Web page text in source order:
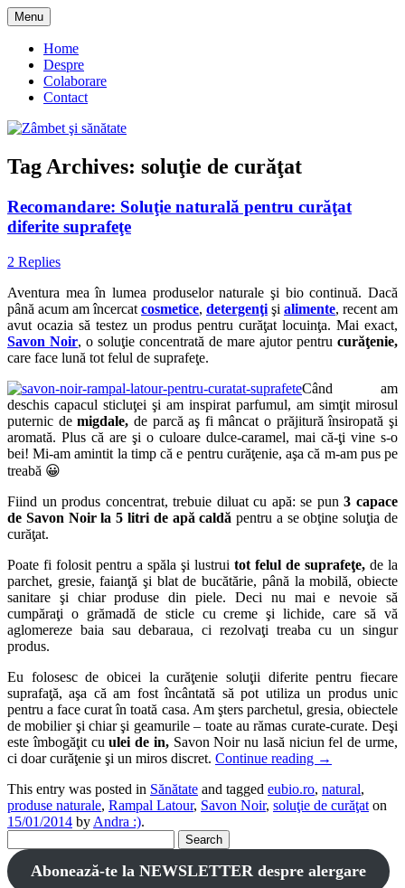
Skip
to
content
Zâmbet şi sănătate
Menu
Home
Despre
Colaborare
Contact
Tag Archives: soluţie de curăţat
Recomandare: Soluţie naturală pentru curăţat
diferite suprafeţe
2 Replies
Aventura mea în lumea produselor naturale şi bio continuă. Dacă
până acum am încercat cosmetice, detergenţi şi alimente, recent am
avut ocazia să testez un produs pentru curăţat locuinţa. Mai exact,
Savon Noir, o soluţie concentrată de mare ajutor pentru curăţenie,
care face lună tot felul de suprafeţe.
Când am
deschis capacul sticluţei şi am inspirat parfumul, am simţit mirosul
puternic demigdale, de parcă aş fi mâncat o prăjitură însiropată şi
aromată. Plus că are şi o culoare dulce-caramel, mai că-ţi vine s-o
bei! Mi-am amintit la timp că e pentru curăţenie, aşa că m-am pus pe
treabă 😀
Fiind un produs concentrat, trebuie diluat cu apă: se pun3 capace
de Savon Noir la 5 litri de apă caldă pentru a se obţine soluţia de
curăţat.
Poate fi folosit pentru a spăla şi lustrui tot felul de suprafeţe, de la
parchet, gresie, faianţă şi blat de bucătărie, până la mobilă, obiecte
sanitare şi chiar produse din piele. Deci nu mai e nevoie să
cumpăraţi o grămadă de sticle cu creme şi lichide, care să vă
aglomereze baia sau debaraua, ci rezolvaţi treaba cu un singur
produs.
Eu folosesc de obicei la curăţenie soluţii diferite pentru fiecare
suprafaţă, aşa că am fost încântată să pot utiliza un produs unic
pentru a face curat în toată casa. Am şters parchetul, gresia, obiectele
de mobilier şi chiar şi geamurile – toate au rămas curate-curate. Deşi
este îmbogăţit cu ulei de in,Savon Noir nu lasă niciun fel de urme,
ci doar curăţenie şi un miros discret. Continue reading →
This entry was posted in Sănătate and tagged eubio.ro, natural,
produse naturale, Rampal Latour, Savon Noir, soluţie de curăţat on
15/01/2014 by Andra :).
for:
Abonează-te la NEWSLETTER despre alergare